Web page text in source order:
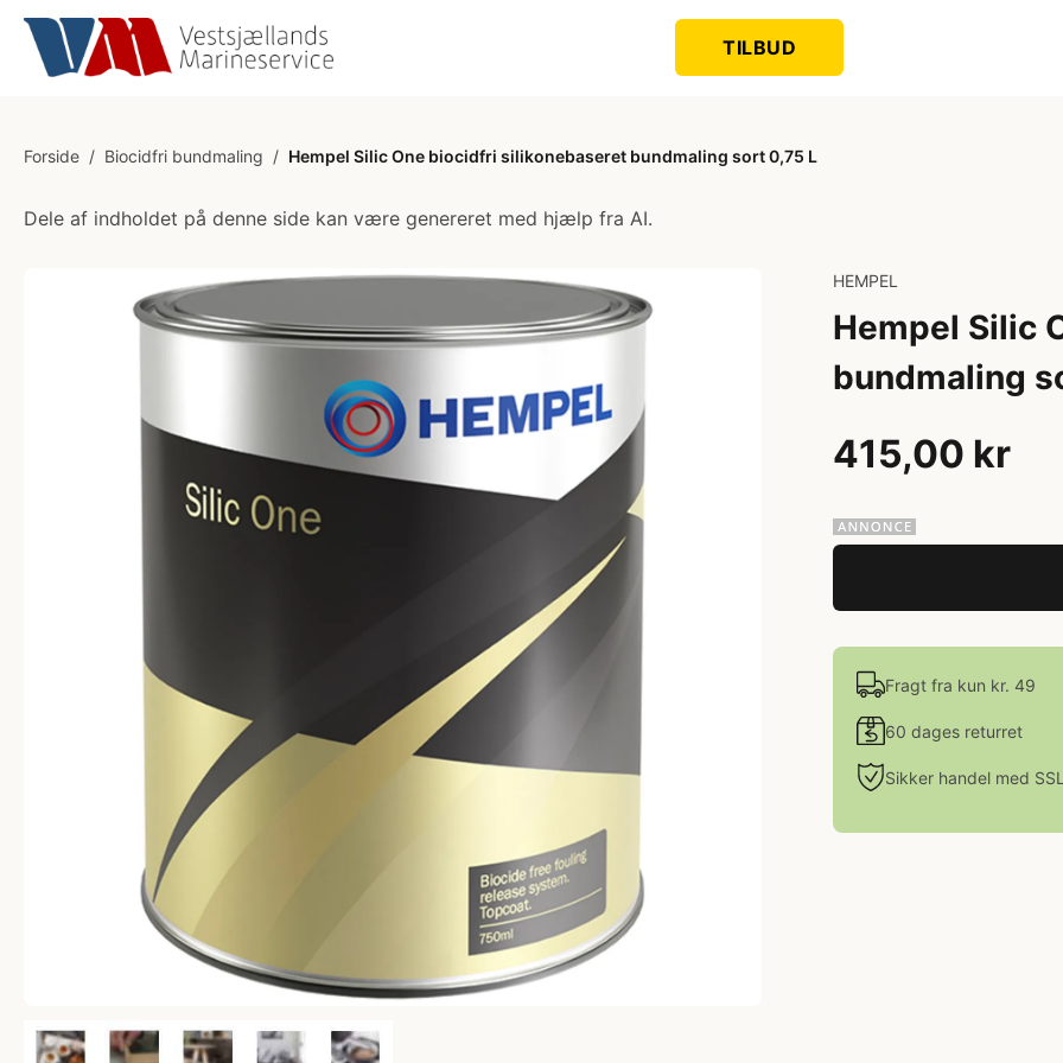
TILBUD
Forside / Biocidfri bundmaling / Hempel Silic One biocidfri silikonebaseret bundmaling sort 0,75 L
Dele af indholdet på denne side kan være genereret med hjælp fra AI.
HEMPEL
Hempel Silic
bundmaling
415,00 kr
Fragt fra kun kr. 49
60 dages returret
Sikker handel med SSL